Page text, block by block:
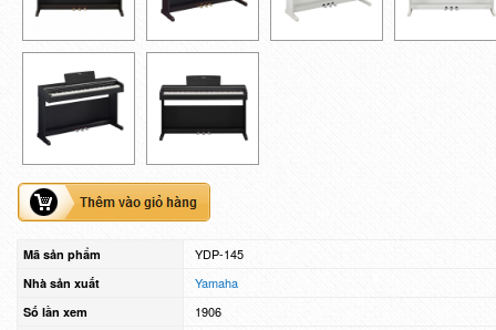
Mã sản phẩm YDP-145
Nhà sản xuất Yamaha
Số lần xem 1906